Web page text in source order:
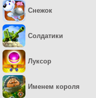
Снежок
Солдатики
Луксор
Именем короля